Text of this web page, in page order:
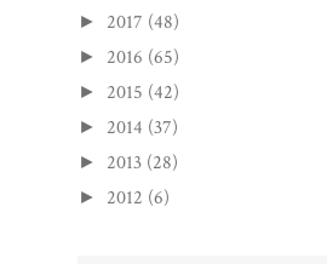
► 2017 (48)
► 2016 (65)
► 2015 (42)
► 2014 (37)
► 2013 (28)
► 2012 (6)